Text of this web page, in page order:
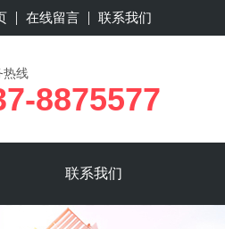
在线留言 联系我们
热线
8875577
联系我们